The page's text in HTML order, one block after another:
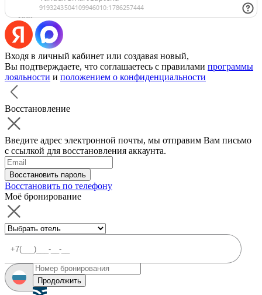
Уже есть аккаунт?Войти
Или
Входя в личный кабинет или создавая новый,
Вы подтверждаете, что соглашаетесь с правилами программы
лояльности и положением о конфиденциальности
Восстановление
Введите адрес электронной почты, мы отправим Вам письмо
с ссылкой для восстановления аккаунта.
Восстановить пароль
Восстановить по телефону
Моё бронирование
Продолжить